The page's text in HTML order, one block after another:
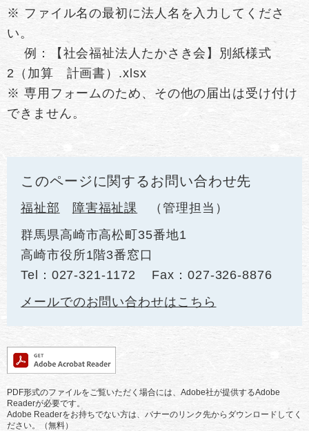
​※ ファイル名の最初に法人名を入力してくださ
い。
例：【社会福祉法人たかさき会】別紙様式
2（加算 計画書）.xlsx
※ 専用フォームのため、その他の届出は受け付け
できません。
このページに関するお問い合わせ先
福祉部 障害福祉課
管理担当
群馬県高崎市高松町35番地1
高崎市役所1階3番窓口
Tel：027-321-1172
Fax：027-326-8876
メールでのお問い合わせはこちら
PDF形式のファイルをご覧いただく場合には、Adobe社が提供するAdobe
Readerが必要です。
Adobe Readerをお持ちでない方は、バナーのリンク先からダウンロードしてく
ださい。（無料）